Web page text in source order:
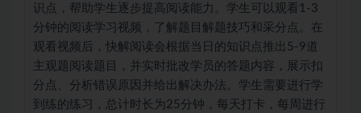
识点，帮助学生逐步提高阅读能力。学生可以观看1-3
分钟的阅读学习视频，了解题目解题技巧和采分点。在
观看视频后，快解阅读会根据当日的知识点推出5-9道
主观题阅读题目，并实时批改学员的答题内容，展示扣
分点、分析错误原因并给出解决办法。学生需要进行学
到练的练习，总计时长为25分钟，每天打卡，每周进行